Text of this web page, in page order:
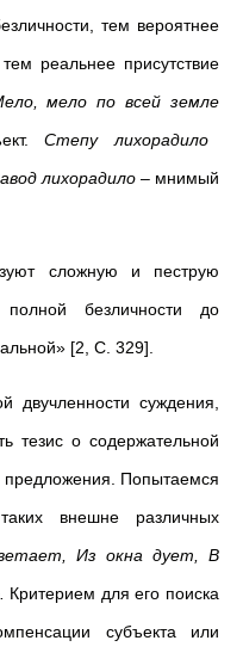
тем вероятнее
тем реальнее присутствие
мело по всей земле
Степу лихорадило
лихорадило – мнимый
сложную и пеструю
безличности до
[2, С. 329].
двучленности суждения,
тезис о содержательной
предложения. Попытаемся
внешне различных
Из окна дует, В
Критерием для его поиска
субъекта или